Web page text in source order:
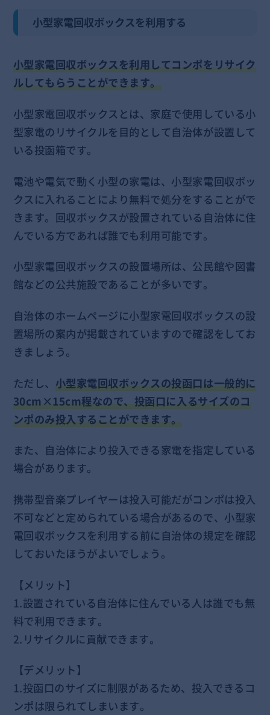
小型家電回収ボックスを利用する
小型家電回収ボックスを利用してコンポをリサイク
ルしてもらうことができます。
小型家電回収ボックスとは、家庭で使用している小
型家電のリサイクルを目的として自治体が設置して
いる投函箱です。
電池や電気で動く小型の家電は、小型家電回収ボッ
クスに入れることにより無料で処分をすることがで
きます。回収ボックスが設置されている自治体に住
んでいる方であれば誰でも利用可能です。
小型家電回収ボックスの設置場所は、公民館や図書
館などの公共施設であることが多いです。
自治体のホームページに小型家電回収ボックスの設
置場所の案内が掲載されていますので確認をしてお
きましょう。
ただし、 小型家電回収ボックスの投函口は一般的に
30cm×15cm程なので、投函口に入るサイズのコ
ンポのみ投入することができます。
また、自治体により投入できる家電を指定している
場合があります。
携帯型音楽プレイヤーは投入可能だがコンポは投入
不可などと定められている場合があるので、小型家
電回収ボックスを利用する前に自治体の規定を確認
しておいたほうがよいでしょう。
【メリット】
1.設置されている自治体に住んでいる人は誰でも無
料で利用できます。
2.リサイクルに貢献できます。
【デメリット】
1.投函口のサイズに制限があるため、投入できるコ
ンポは限られてしまいます。